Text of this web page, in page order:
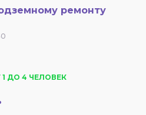
ремонту
ДО 4 ЧЕЛОВЕК